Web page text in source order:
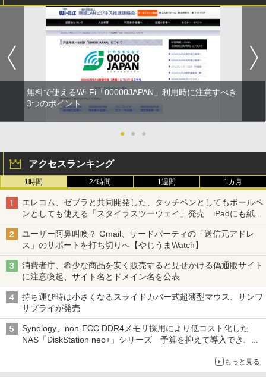
無料で使えるWi-Fi「00000JAPAN」利用時に注意すべき
3つのポイント
● ● ●
アクセスランキング
1時間 24時間 1週間 1カ月
エレコム、ゼブラと共同開発した、タッチペンとしてもボールペ
ンとしても使える「スタイラスツーウェイ」発売 iPadにも紙に
も、持ち替えずに書き込める
ユーザー阿鼻叫喚？ Gmail、サードパーティの「送信元アドレ
ス」のサポートを打ち切りへ【やじうまWatch】
消費者庁、希少な商品を安く販売すると見せかける偽通販サイト
に注意喚起、サイト名とドメイン名を公表
持ち運び時は小さくなるスライドカバー式超薄型マウス、サンワ
サプライが発売
Synology、non-ECC DDR4メモリ採用により低コスト化した
NAS「DiskStation neo+」シリーズ 予算を抑えて導入でき、
もっと見る